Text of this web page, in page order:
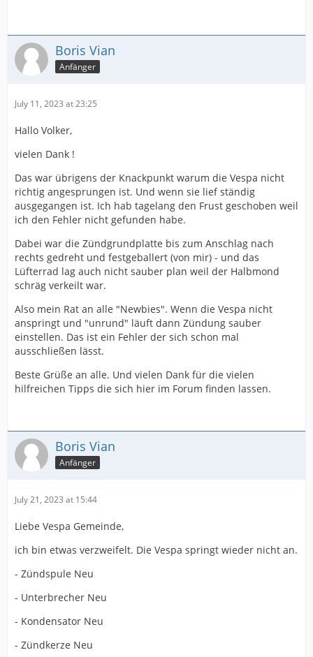
Boris Vian
Anfänger
July 11, 2023 at 23:25
Hallo Volker,
vielen Dank !
Das war übrigens der Knackpunkt warum die Vespa nicht
richtig angesprungen ist. Und wenn sie lief ständig
ausgegangen ist. Ich hab tagelang den Frust geschoben weil
ich den Fehler nicht gefunden habe.
Dabei war die Zündgrundplatte bis zum Anschlag nach
rechts gedreht und festgeballert (von mir) - und das
Lüfterrad lag auch nicht sauber plan weil der Halbmond
schräg verkeilt war.
Also mein Rat an alle "Newbies". Wenn die Vespa nicht
anspringt und "unrund" läuft dann Zündung sauber
einstellen. Das ist ein Fehler der sich schon mal
ausschließen lässt.
Beste Grüße an alle. Und vielen Dank für die vielen
hilfreichen Tipps die sich hier im Forum finden lassen.
Boris Vian
Anfänger
July 21, 2023 at 15:44
Liebe Vespa Gemeinde,
ich bin etwas verzweifelt. Die Vespa springt wieder nicht an.
- Zündspule Neu
- Unterbrecher Neu
- Kondensator Neu
- Zündkerze Neu